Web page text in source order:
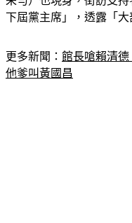
采勻）也現身，街訪支持
更多新聞： 館長嗆賴清德